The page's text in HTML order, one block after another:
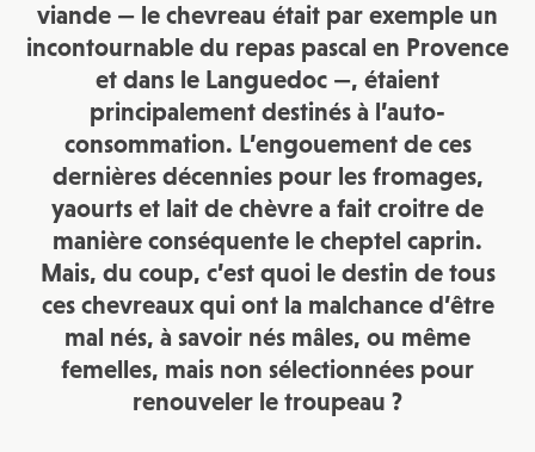
viande — le chevreau était par exemple un
incontournable du repas pascal en Provence
et dans le Languedoc —, étaient
principalement destinés à l’auto-
consommation. L’engouement de ces
dernières décennies pour les fromages,
yaourts et lait de chèvre a fait croitre de
manière conséquente le cheptel caprin.
Mais, du coup, c’est quoi le destin de tous
ces chevreaux qui ont la malchance d’être
mal nés, à savoir nés mâles, ou même
femelles, mais non sélectionnées pour
renouveler le troupeau ?